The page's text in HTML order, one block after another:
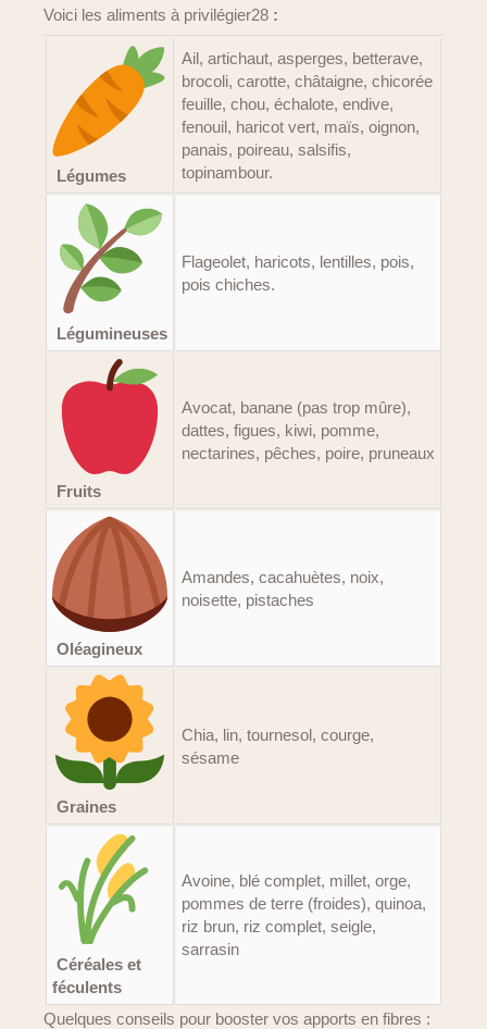
Voici les aliments à privilégier28 :
Légumes
Ail, artichaut, asperges, betterave,
brocoli, carotte, châtaigne, chicorée
feuille, chou, échalote, endive,
fenouil, haricot vert, maïs, oignon,
panais, poireau, salsifis,
topinambour.
Légumineuses
Flageolet, haricots, lentilles, pois,
pois chiches.
Fruits
Avocat, banane (pas trop mûre),
dattes, figues, kiwi, pomme,
nectarines, pêches, poire, pruneaux
Oléagineux
Amandes, cacahuètes, noix,
noisette, pistaches
Graines
Chia, lin, tournesol, courge,
sésame
Céréales et
féculents
Avoine, blé complet, millet, orge,
pommes de terre (froides), quinoa,
riz brun, riz complet, seigle,
sarrasin
Quelques conseils pour booster vos apports en fibres :